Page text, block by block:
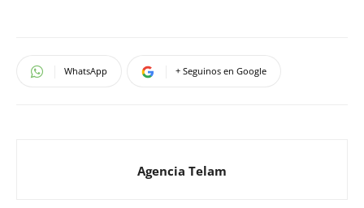
WhatsApp + Seguinos en Google
Agencia Telam